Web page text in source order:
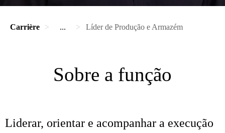
Carrière ... Líder de Produção e Armazém
Sobre a função
Liderar, orientar e acompanhar a execução